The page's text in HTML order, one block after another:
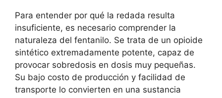
Para entender por qué la redada resulta
insuficiente, es necesario comprender la
naturaleza del fentanilo. Se trata de un opioide
sintético extremadamente potente, capaz de
provocar sobredosis en dosis muy pequeñas.
Su bajo costo de producción y facilidad de
transporte lo convierten en una sustancia